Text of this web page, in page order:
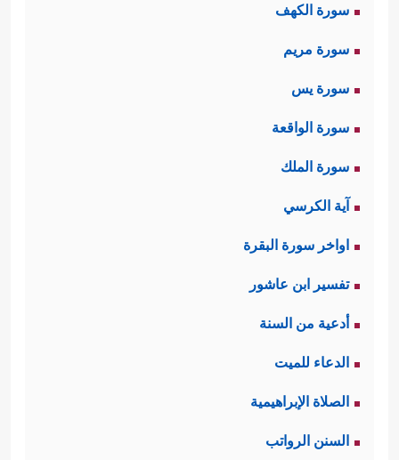
سورة الكهف
سورة مريم
سورة يس
سورة الواقعة
سورة الملك
آية الكرسي
اواخر سورة البقرة
تفسير ابن عاشور
أدعية من السنة
الدعاء للميت
الصلاة الإبراهيمية
السنن الرواتب